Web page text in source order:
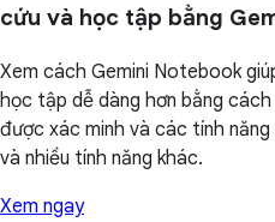
cứu và học tập bằng
Xem cách Gemini Notebook
học tập dễ dàng hơn bằng
được xác minh và các tính
và nhiều tính năng khác.
Xem ngay